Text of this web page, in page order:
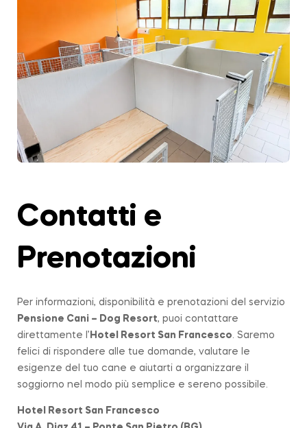
Contatti e
Prenotazioni
Per informazioni, disponibilità e prenotazioni del servizio
Pensione Cani – Dog Resort, puoi contattare
direttamente l’ Hotel Resort San Francesco . Saremo
felici di rispondere alle tue domande, valutare le
esigenze del tuo cane e aiutarti a organizzare il
soggiorno nel modo più semplice e sereno possibile.
Hotel Resort San Francesco